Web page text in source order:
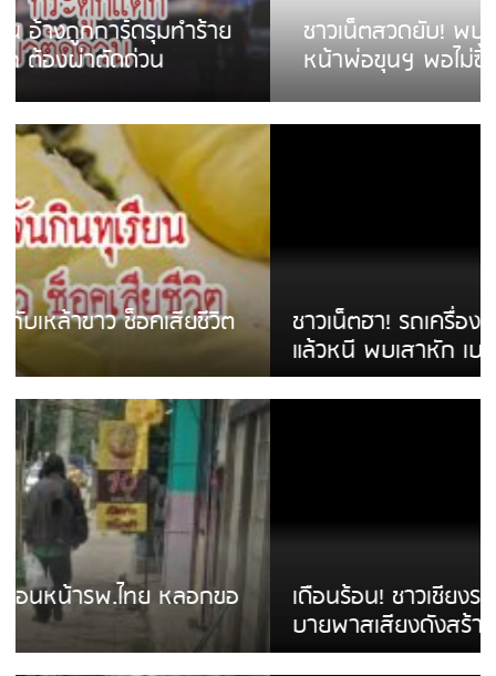
ชาวเน็ตสวดยับ! พบพม่าเร่ขายพวงมาลัย
หน้าพ่อขุนฯ พอไม่ซื้อเดินตาม
ชาวเน็ตฮา! รถเครื่องแม่สายชนป้ายร้านโลงศพ
แล้วหนี พบเสาหัก เบรคหัก หวิดได้ใช้บริการ
เดือนร้อน! ชาวเชียงรายบ่นรถ Isuzu สีขาวซิ่ง
บายพาสเสียงดังสร้างความรำคาญ